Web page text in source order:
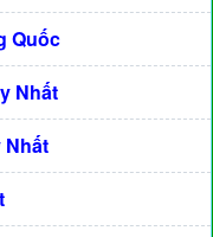
Quốc
Nhất
Nhất